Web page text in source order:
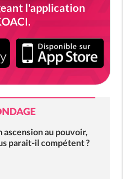
l'application
ascension au pouvoir,
parait-il compétent ?